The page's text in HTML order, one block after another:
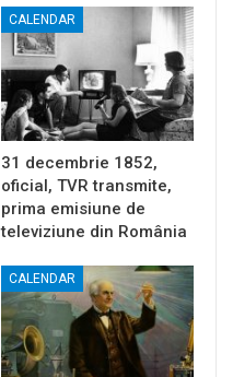
CALENDAR
31 decembrie 1852,
oficial, TVR transmite,
prima emisiune de
televiziune din România
CALENDAR